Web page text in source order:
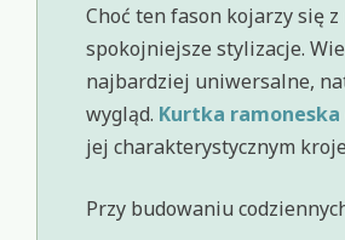
Choć ten fason kojarzy się
spokojniejsze stylizacje.
najbardziej uniwersalne,
wygląd. Kurtka ramoneska
jej charakterystycznym
Przy budowaniu